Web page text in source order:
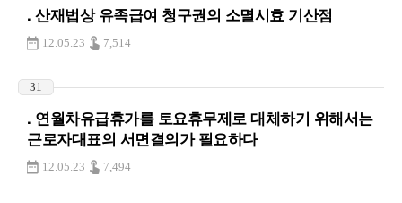
. 산재법상 유족급여 청구권의 소멸시효 기산점
12.05.23 7,514
31
. 연월차유급휴가를 토요휴무제로 대체하기 위해서는
근로자대표의 서면결의가 필요하다
12.05.23 7,494